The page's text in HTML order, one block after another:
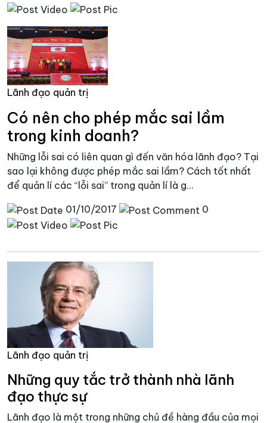
Lãnh đạo quản trị
Có nên cho phép mắc sai lầm
trong kinh doanh?
Những lỗi sai có liên quan gì đến văn hóa lãnh đạo? Tại
sao lại không được phép mắc sai lầm? Cách tốt nhất
để quản lí các “lỗi sai” trong quản lí là g...
01/10/2017
0
Lãnh đạo quản trị
Những quy tắc trở thành nhà lãnh
đạo thực sự
Lãnh đạo là một trong những chủ đề hàng đầu của mọi